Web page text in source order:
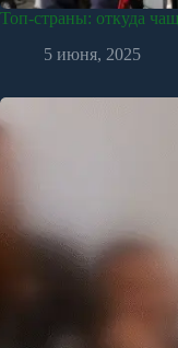
Топ-страны: откуда
5 июня, 2025